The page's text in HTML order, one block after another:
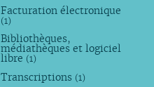
Facturation électronique
(1)
Bibliothèques,
médiathèques et logiciel
libre (1)
Transcriptions (1)